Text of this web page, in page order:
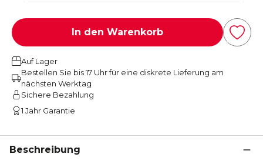
In den Warenkorb
Auf Lager
Bestellen Sie bis 17 Uhr für eine diskrete Lieferung am
nächsten Werktag
Sichere Bezahlung
1 Jahr Garantie
Beschreibung